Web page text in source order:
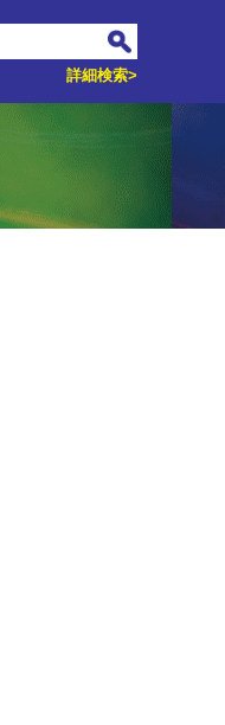
詳細検索>